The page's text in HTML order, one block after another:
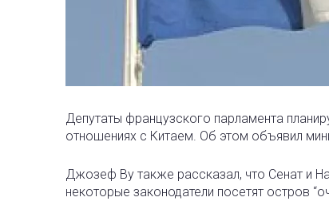
Депутаты французского парламента
отношениях с Китаем. Об этом объявил
Джозеф Ву также рассказал, что Сенат и
некоторые законодатели посетят остров